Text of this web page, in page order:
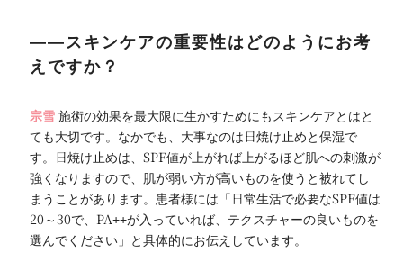
――スキンケアの重要性はどのようにお考
えですか？
宗雪施術の効果を最大限に生かすためにもスキンケアとはと
ても大切です。なかでも、大事なのは日焼け止めと保湿で
す。日焼け止めは、SPF値が上がれば上がるほど肌への刺激が
強くなりますので、肌が弱い方が高いものを使うと被れてし
まうことがあります。患者様には「日常生活で必要なSPF値は
20～30で、PA++が入っていれば、テクスチャーの良いものを
選んでください」と具体的にお伝えしています。